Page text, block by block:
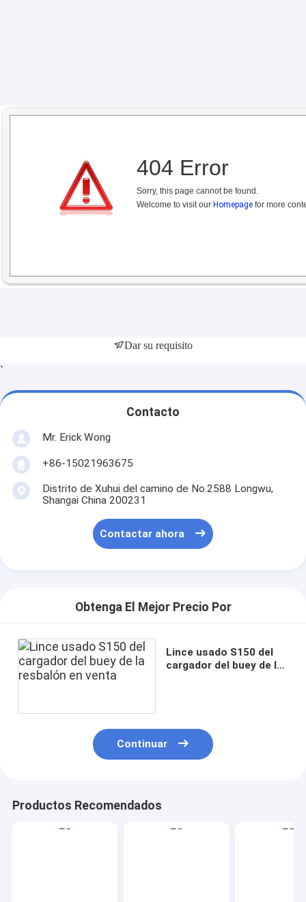
404 Error
Sorry, this page cannot be found.
Welcome to visit our Homepage for more
Dar su requisito
`
Contacto
Mr. Erick Wong
+86-15021963675
Distrito de Xuhui del camino de No.2588 Longwu,
Shangai China 200231
Contactar ahora
Obtenga El Mejor Precio Por
Lince usado S150 del
cargador del buey de la
Continuar
Productos Recomendados